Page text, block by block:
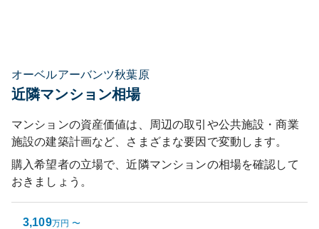
オーベルアーバンツ秋葉原
近隣マンション相場
マンションの資産価値は、周辺の取引や公共施設・商業
施設の建築計画など、さまざまな要因で変動します。
購入希望者の立場で、近隣マンションの相場を確認して
おきましょう。
3,109万円 〜